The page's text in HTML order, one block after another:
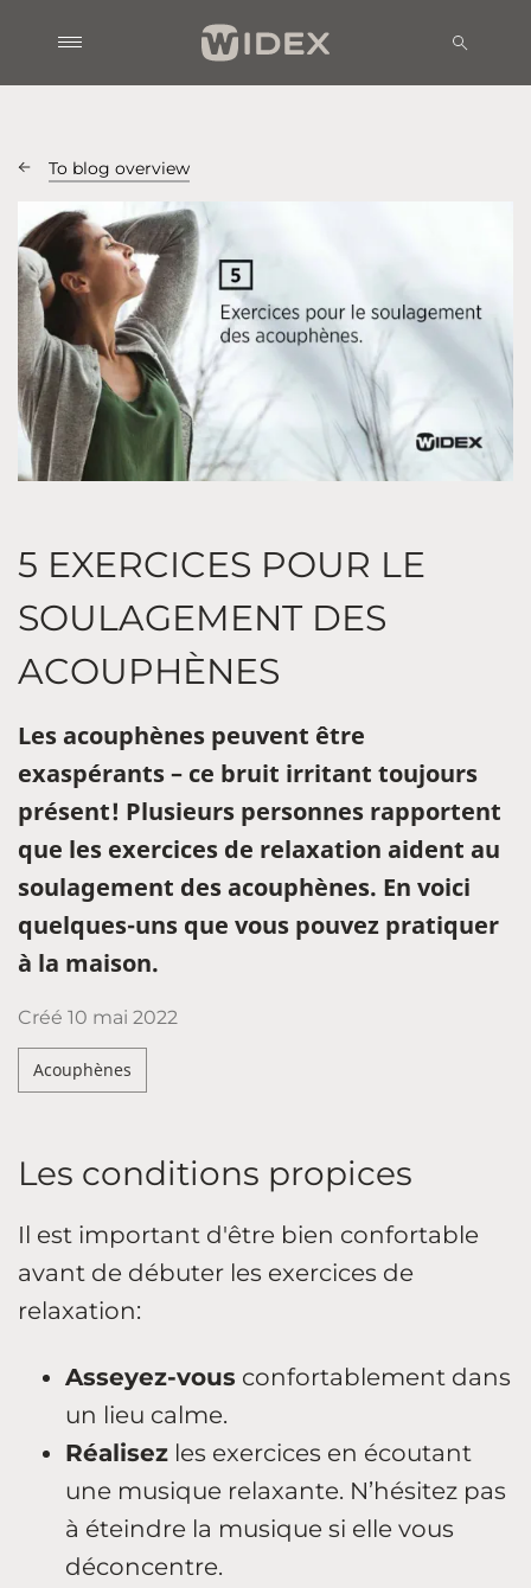
To blog overview
5 EXERCICES POUR LE
SOULAGEMENT DES
ACOUPHÈNES
Les acouphènes peuvent être
exaspérants – ce bruit irritant toujours
présent! Plusieurs personnes rapportent
que les exercices de relaxation aident au
soulagement des acouphènes. En voici
quelques-uns que vous pouvez pratiquer
à la maison.
Créé 10 mai 2022
Acouphènes
Les conditions propices
Il est important d'être bien confortable
avant de débuter les exercices de
relaxation:
Asseyez-vous confortablement dans
un lieu calme.
Réalisez les exercices en écoutant
une musique relaxante. N’hésitez pas
à éteindre la musique si elle vous
déconcentre.